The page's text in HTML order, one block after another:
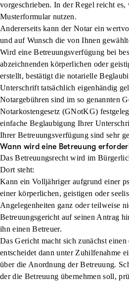
vorgeschrieben. In der Regel reicht es,
Musterformular nutzen.
Andererseits kann der Notar ein
und auf Wunsch die von Ihnen
Wird eine Betreuungsverfügung bei
abzeichnenden körperlichen oder
erstellt, bestätigt die notarielle
Unterschrift tatsächlich eigenhändig
Notargebühren sind im so genannten
Notarkostengesetz (GNotKG)
einfache Beglaubigung Ihrer
Ihrer Betreuungsverfügung sind sehr
Wann wird eine Betreuung
Das Betreuungsrecht wird im
Dort steht:
Kann ein Volljähriger aufgrund einer
einer körperlichen, geistigen oder
Angelegenheiten ganz oder teilweise
Betreuungsgericht auf seinen Antrag
ihn einen Betreuer.
Das Gericht macht sich zunächst
entscheidet dann unter Zuhilfenahme
über die Anordnung der Betreuung.
der die Betreuung übernehmen soll,